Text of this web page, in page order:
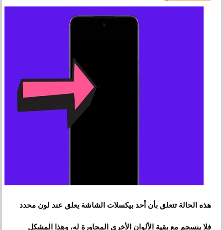
هذه الحالة تتعلق بأن أحد بيكسلات الشاشة يعلق عند لون محدد
فلا ينسجم مع بقية الألوان الأخرى المجاورة له، وهذا المشكل